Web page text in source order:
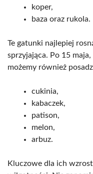
koper,
baza oraz rukola.
Te gatunki najlepiej
sprzyjająca. Po 15
możemy również
cukinia,
kabaczek,
patison,
melon,
arbuz.
Kluczowe dla ich